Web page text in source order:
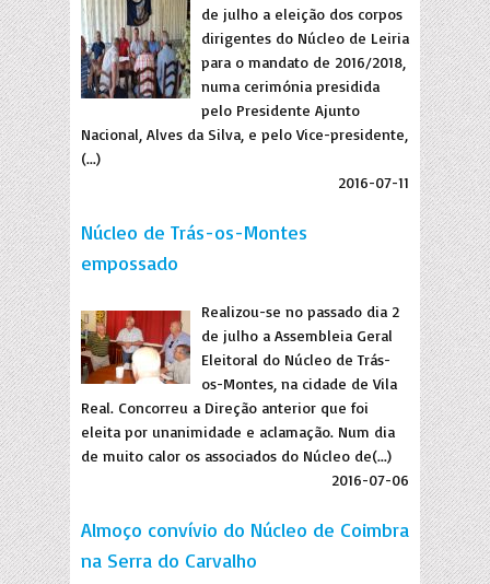
de julho a eleição dos corpos
dirigentes do Núcleo de Leiria
para o mandato de 2016/2018,
numa cerimónia presidida
pelo Presidente Ajunto
Nacional, Alves da Silva, e pelo Vice-presidente,
(...)
2016-07-11
Núcleo de Trás-os-Montes
empossado
Realizou-se no passado dia 2
de julho a Assembleia Geral
Eleitoral do Núcleo de Trás-
os-Montes, na cidade de Vila
Real. Concorreu a Direção anterior que foi
eleita por unanimidade e aclamação. Num dia
de muito calor os associados do Núcleo de(...)
2016-07-06
Almoço convívio do Núcleo de Coimbra
na Serra do Carvalho